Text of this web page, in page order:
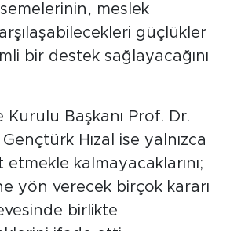
meslek
güçlükler
bir destek sağlayacağını
Kurulu Başkanı Prof. Dr.
Hızal ise yalnızca
kalmayacaklarını;
yön verecek birçok kararı
birlikte